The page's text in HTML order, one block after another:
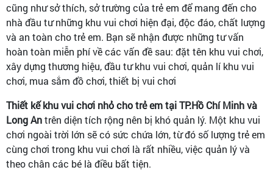
cũng như sở thích, sở trường của trẻ em để mang đến cho
nhà đầu tư những khu vui chơi hiện đại, độc đáo, chất lượng
và an toàn cho trẻ em. Bạn sẽ nhận được những tư vấn
hoàn toàn miễn phí về các vấn đề sau: đặt tên khu vui chơi,
xây dựng thương hiệu, đầu tư khu vui chơi, quản lí khu vui
chơi, mua sắm đồ chơi, thiết bị vui chơi
Thiết kế khu vui chơi nhỏ cho trẻ em tại TP.Hồ Chí Minh và
Long Antrên diện tích rộng nên bị khó quản lý. Một khu vui
chơi ngoài trời lớn sẽ có sức chứa lớn, từ đó số lượng trẻ em
cùng chơi trong khu vui chơi là rất nhiều, việc quản lý và
theo chân các bé là điều bất tiện.